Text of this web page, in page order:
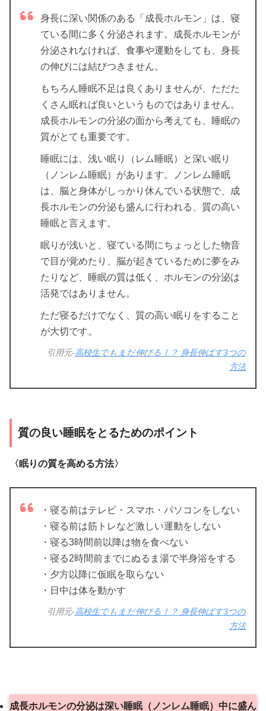
身長に深い関係のある「成長ホルモン」は、寝
ている間に多く分泌されます。成長ホルモンが
分泌されなければ、食事や運動をしても、身長
の伸びには結びつきません。
もちろん睡眠不足は良くありませんが、ただた
くさん眠れば良いというものではありません。
成長ホルモンの分泌の面から考えても、睡眠の
質がとても重要です。
睡眠には、浅い眠り（レム睡眠）と深い眠り
（ノンレム睡眠）があります。ノンレム睡眠
は、脳と身体がしっかり休んでいる状態で、成
長ホルモンの分泌も盛んに行われる、質の高い
睡眠と言えます。
眠りが浅いと、寝ている間にちょっとした物音
で目が覚めたり、脳が起きているために夢をみ
たりなど、睡眠の質は低く、ホルモンの分泌は
活発ではありません。
ただ寝るだけでなく、質の高い眠りをすること
が大切です。
引用元-高校生でもまだ伸びる！？ 身長伸ばす3つの
方法
質の良い睡眠をとるためのポイント
〈眠りの質を高める方法〉
・寝る前はテレビ・スマホ・パソコンをしない
・寝る前は筋トレなど激しい運動をしない
・寝る3時間前以降は物を食べない
・寝る2時間前までにぬるま湯で半身浴をする
・夕方以降に仮眠を取らない
・日中は体を動かす
引用元-高校生でもまだ伸びる！？ 身長伸ばす3つの
方法
成長ホルモンの分泌は深い睡眠（ノンレム睡眠）中に盛ん